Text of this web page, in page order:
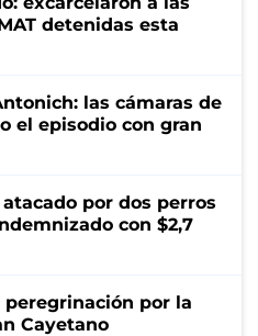
detenidas esta
las cámaras de
el episodio con gran
por dos perros
con $2,7
por la
Cayetano